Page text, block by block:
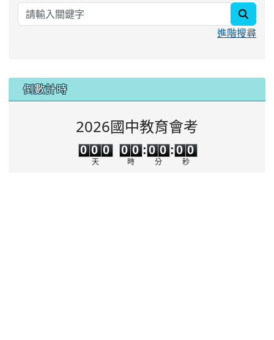
進階搜尋
::: 倒數計時
2026國中教育會考
0 0 0
天
0
0
0
0
時
:
0
0
0
0
分
:
0
0
0
0
秒